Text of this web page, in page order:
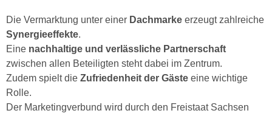
Die Vermarktung unter einer Dachmarke erzeugt zahlreiche
Synergieeffekte.
Eine nachhaltige und verlässliche Partnerschaft
zwischen allen Beteiligten steht dabei im Zentrum.
Zudem spielt die Zufriedenheit der Gäste eine wichtige
Rolle.
Der Marketingverbund wird durch den Freistaat Sachsen